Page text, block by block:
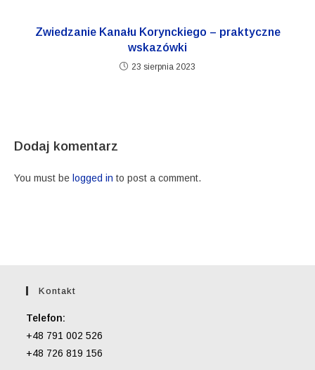
Zwiedzanie Kanału Korynckiego – praktyczne
wskazówki
23 sierpnia 2023
Dodaj komentarz
You must be logged in to post a comment.
Kontakt
Telefon:
+48 791 002 526
+48 726 819 156